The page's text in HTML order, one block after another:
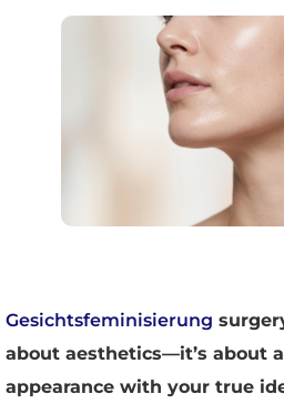
Gesichtsfeminisierung
about aesthetics—it’s about
appearance with your true